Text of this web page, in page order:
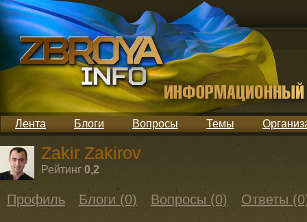
Лента Блоги Вопросы Темы
Zakir Zakirov
Рейтинг 0,2
Профиль Блоги (0) Вопросы (0) Ответы